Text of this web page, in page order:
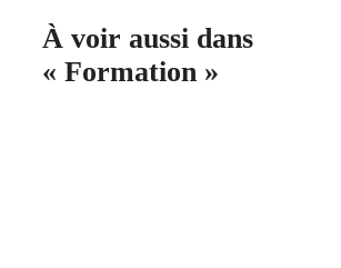
À voir aussi dans
« Formation »